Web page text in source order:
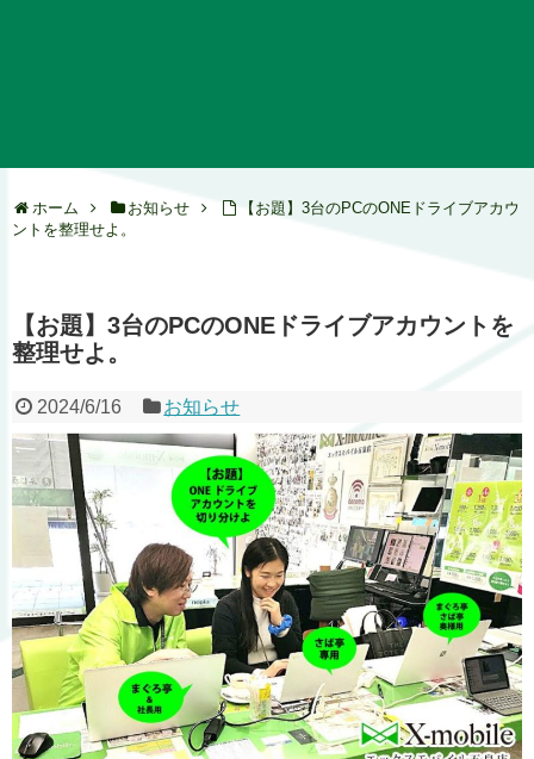
ホーム お知らせ
【お題】3台のPCのONEドライブアカウ
ントを整理せよ。
【お題】3台のPCのONEドライブアカウントを
整理せよ。
2024/6/16 お知らせ